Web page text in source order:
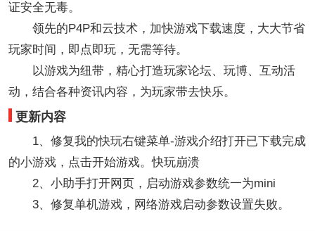
证安全无毒。
领先的P4P和云技术，加快游戏下载速度，大大节省
玩家时间，即点即玩，无需等待。
以游戏为纽带，精心打造玩家论坛、玩博、互动活
动，结合各种资讯内容，为玩家带去快乐。
更新内容
1、修复我的快玩右键菜单-游戏介绍打开已下载完成
的小游戏，点击开始游戏。快玩崩溃
2、小助手打开网页，启动游戏参数统一为mini
3、修复单机游戏，网络游戏启动参数设置失败。